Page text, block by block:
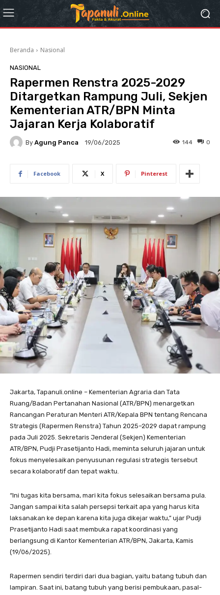
Beranda Nasional
NASIONAL
Rapermen Renstra 2025-2029
Ditargetkan Rampung Juli, Sekjen
Kementerian ATR/BPN Minta
Jajaran Kerja Kolaboratif
By Agung Panca 19/06/2025 0
144
Facebook X Pinterest
Jakarta, Tapanuli.online – Kementerian Agraria dan Tata
Ruang/Badan Pertanahan Nasional (ATR/BPN) menargetkan
Rancangan Peraturan Menteri ATR/Kepala BPN tentang Rencana
Strategis (Rapermen Renstra) Tahun 2025–2029 dapat rampung
pada Juli 2025. Sekretaris Jenderal (Sekjen) Kementerian
ATR/BPN, Pudji Prasetijanto Hadi, meminta seluruh jajaran untuk
fokus menyelesaikan penyusunan regulasi strategis tersebut
secara kolaboratif dan tepat waktu.
“Ini tugas kita bersama, mari kita fokus selesaikan bersama pula.
Jangan sampai kita salah persepsi terkait apa yang harus kita
laksanakan ke depan karena kita juga dikejar waktu,” ujar Pudji
Prasetijanto Hadi saat membuka rapat koordinasi yang
berlangsung di Kantor Kementerian ATR/BPN, Jakarta, Kamis
(19/06/2025).
Rapermen sendiri terdiri dari dua bagian, yaitu batang tubuh dan
lampiran. Saat ini, batang tubuh yang berisi pembukaan, pasal-